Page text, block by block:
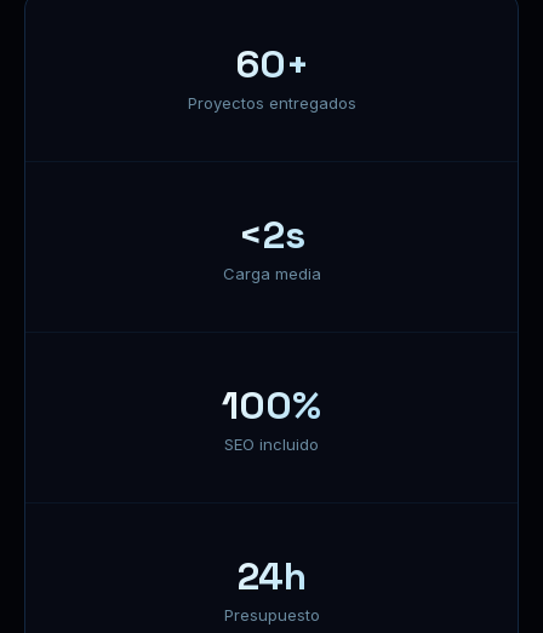
60+
Proyectos entregados
<2s
Carga media
100%
SEO incluido
24h
Presupuesto